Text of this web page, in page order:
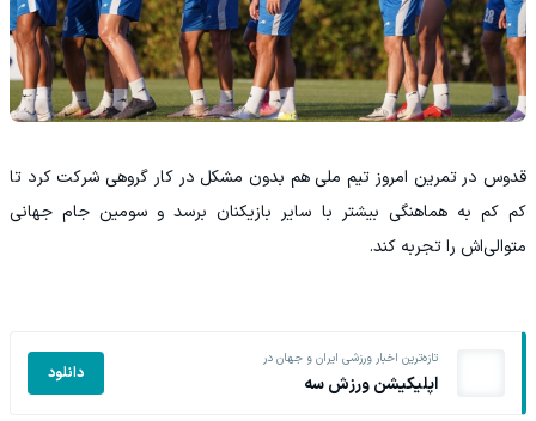
قدوس در تمرین امروز تیم ملی هم بدون مشکل در کار گروهی شرکت کرد تا
کم کم به هماهنگی بیشتر با سایر بازیکنان برسد و سومین جام جهانی
متوالی‌اش را تجربه کند.
تازه‌ترین اخبار ورزشی ایران و جهان در
اپلیکیشن ورزش سه دانلود